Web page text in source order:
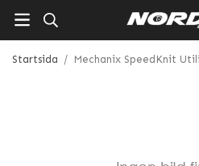
Startsida / Mechanix SpeedKnit